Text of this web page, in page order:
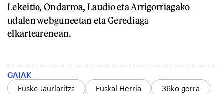
Lekeitio, Ondarroa, Laudio eta Arrigorriagako
udalen webguneetan eta Gerediaga
elkartearenean.
GAIAK
Eusko Jaurlaritza
Euskal Herria
36ko gerra